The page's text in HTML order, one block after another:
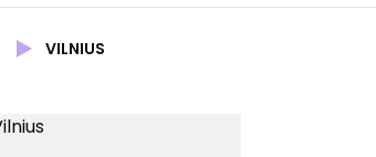
VILNIUS